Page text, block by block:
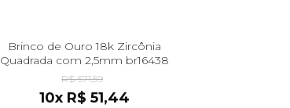
Brinco de Ouro 18k Zircônia
Quadrada com 2,5mm br16438
R$ 571,59
10x R$ 51,44